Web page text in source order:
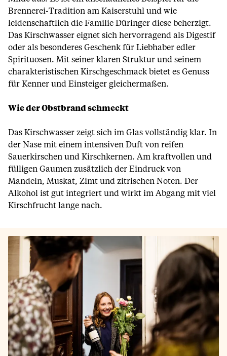
Brennerei-Tradition am Kaiserstuhl und wie
leidenschaftlich die Familie Düringer diese beherzigt.
Das Kirschwasser eignet sich hervorragend als Digestif
oder als besonderes Geschenk für Liebhaber edler
Spirituosen. Mit seiner klaren Struktur und seinem
charakteristischen Kirschgeschmack bietet es Genuss
für Kenner und Einsteiger gleichermaßen.
Wie der Obstbrand schmeckt
Das Kirschwasser zeigt sich im Glas vollständig klar. In
der Nase mit einem intensiven Duft von reifen
Sauerkirschen und Kirschkernen. Am kraftvollen und
fülligen Gaumen zusätzlich der Eindruck von
Mandeln, Muskat, Zimt und zitrischen Noten. Der
Alkohol ist gut integriert und wirkt im Abgang mit viel
Kirschfrucht lange nach.